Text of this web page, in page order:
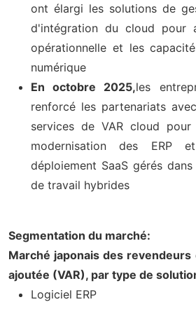
ont élargi les solutions de
d'intégration du cloud pour
opérationnelle et les
numérique
En octobre 2025,les
renforcé les partenariats
services de VAR cloud
modernisation des ERP
déploiement SaaS gérés
de travail hybrides
Segmentation du marché:
Marché japonais des
ajoutée (VAR), par type de
Logiciel ERP